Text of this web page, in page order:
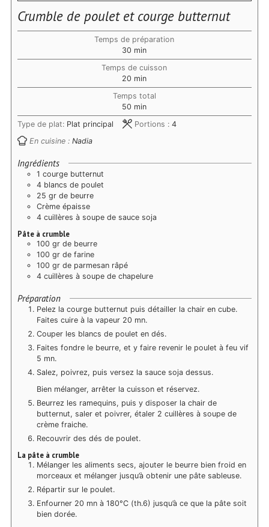
Crumble de poulet et courge butternut
Temps de préparation
30 minutes
min
Temps de cuisson
20 minutes
min
Temps total
50 minutes
min
Type de plat: Plat principal Portions :4
En cuisine :Nadia
Ingrédients
1 courge butternut
4 blancs de poulet
25 gr de beurre
Crème épaisse
4 cuillères à soupe de sauce soja
Pâte à crumble
100 gr de beurre
100 gr de farine
100 gr de parmesan râpé
4 cuillères à soupe de chapelure
Préparation
Pelez la courge butternut puis détailler la chair en cube.
Faites cuire à la vapeur 20 mn.
Couper les blancs de poulet en dés.
Faites fondre le beurre, et y faire revenir le poulet à feu vif
5 mn.
Salez, poivrez, puis versez la sauce soja dessus.
Bien mélanger, arrêter la cuisson et réservez.
Beurrez les ramequins, puis y disposer la chair de
butternut, saler et poivrer, étaler 2 cuillères à soupe de
crème fraiche.
Recouvrir des dés de poulet.
La pâte à crumble
Mélanger les aliments secs, ajouter le beurre bien froid en
morceaux et mélanger jusqu’à obtenir une pâte sableuse.
Répartir sur le poulet.
Enfourner 20 mn à 180°C (th.6) jusqu’à ce que la pâte soit
bien dorée.